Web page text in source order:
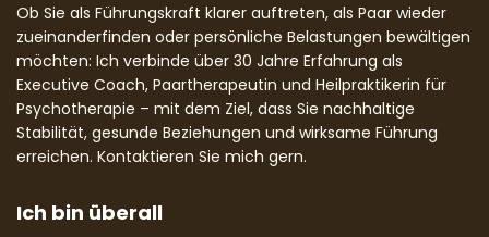
Ob Sie als Führungskraft klarer auftreten, als Paar wieder
zueinanderfinden oder persönliche Belastungen bewältigen
möchten: Ich verbinde über 30 Jahre Erfahrung als
Executive Coach, Paartherapeutin und Heilpraktikerin für
Psychotherapie – mit dem Ziel, dass Sie nachhaltige
Stabilität, gesunde Beziehungen und wirksame Führung
erreichen. Kontaktieren Sie mich gern.
Ich bin überall